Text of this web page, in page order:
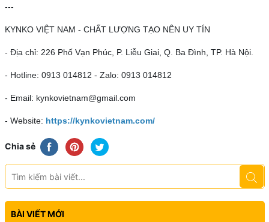
---
KYNKO VIỆT NAM - CHẤT LƯỢNG TẠO NÊN UY TÍN
- Địa chỉ: 226 Phố Vạn Phúc, P. Liễu Giai, Q. Ba Đình, TP. Hà Nội.
- Hotline: 0913 014812 - Zalo: 0913 014812
- Email: kynkovietnam@gmail.com
- Website: https://kynkovietnam.com/
Chia sẻ
BÀI VIẾT MỚI